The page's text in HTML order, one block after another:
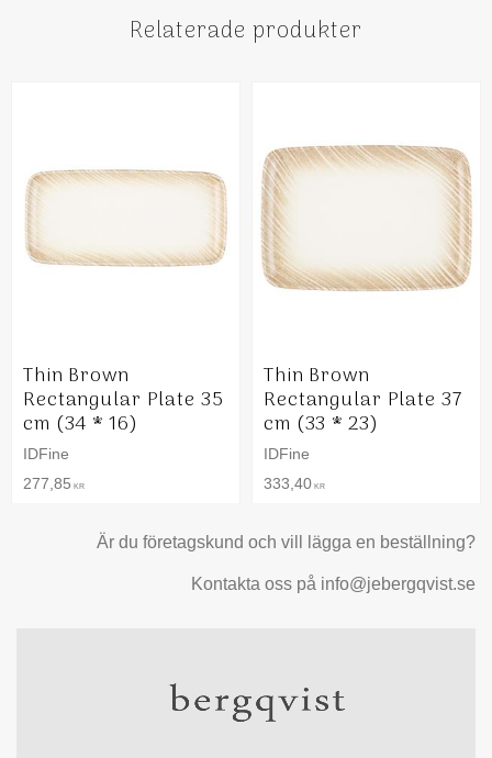
Relaterade produkter
Thin Brown
Rectangular Plate 35
cm (34 * 16)
IDFine
277,85 KR
Thin Brown
Rectangular Plate 37
cm (33 * 23)
IDFine
333,40 KR
Är du företagskund och vill lägga en beställning?
Kontakta oss på info@jebergqvist.se